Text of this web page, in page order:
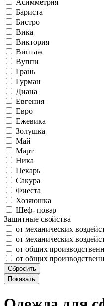
Асимметрия
Бариста
Бистро
Вика
Виктория
Винтаж
Вуппи
Грань
Гурман
Диана
Евгения
Евро
Ежевика
Золушка
Май
Март
Ника
Пекарь
Сакура
Фиеста
Хозяюшка
Шеф- повар
Защитные свойства
от механических
от механических
от общих
от общих